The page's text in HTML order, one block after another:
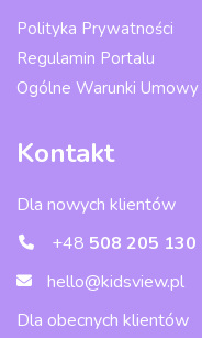
Polityka Prywatności
Regulamin Portalu
Ogólne Warunki Umowy
Kontakt
Dla nowych klientów
+48 508 205 130
hello@kidsview.pl
Dla obecnych klientów